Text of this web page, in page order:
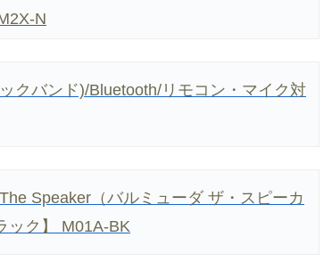
N
クバンド)/Bluetooth/リモコン・マイク対
Speaker（バルミューダ ザ・スピーカ
ック】 M01A-BK